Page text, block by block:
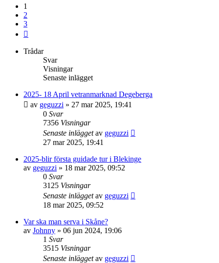
1
2
3
Trådar
Svar
Visningar
Senaste inlägget
2025- 18 April vetranmarknad Degeberga
av geguzzi » 27 mar 2025, 19:41
0 Svar
7356 Visningar
Senaste inläggetav geguzzi
27 mar 2025, 19:41
2025-blir första guidade tur i Blekinge
av geguzzi » 18 mar 2025, 09:52
0 Svar
3125 Visningar
Senaste inläggetav geguzzi
18 mar 2025, 09:52
Var ska man serva i Skåne?
av Johnny » 06 jun 2024, 19:06
1 Svar
3515 Visningar
Senaste inläggetav geguzzi